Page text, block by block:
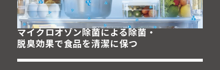
マイクロオゾン除菌による除菌・
脱臭効果で食品を清潔に保つ